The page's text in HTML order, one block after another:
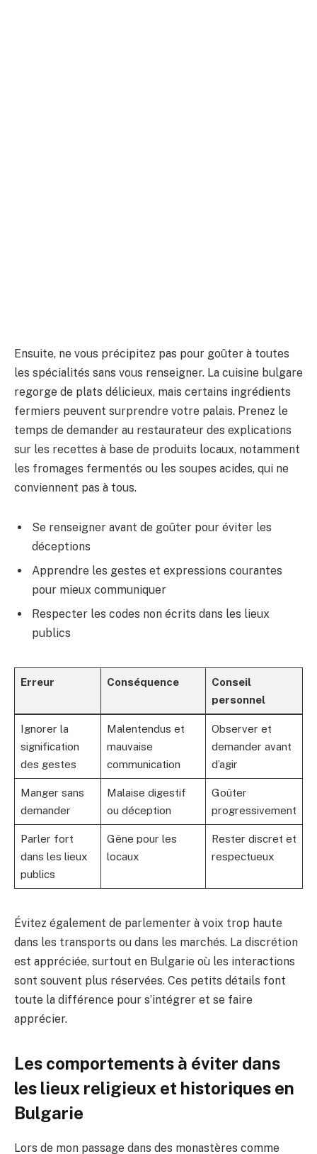
Ensuite, ne vous précipitez pas pour goûter à toutes
les spécialités sans vous renseigner. La cuisine bulgare
regorge de plats délicieux, mais certains ingrédients
fermiers peuvent surprendre votre palais. Prenez le
temps de demander au restaurateur des explications
sur les recettes à base de produits locaux, notamment
les fromages fermentés ou les soupes acides, qui ne
conviennent pas à tous.
Se renseigner avant de goûter pour éviter les
déceptions
Apprendre les gestes et expressions courantes
pour mieux communiquer
Respecter les codes non écrits dans les lieux
publics
Erreur Conséquence
Conseil
personnel
Ignorer la
signification
des gestes
Malentendus et
mauvaise
communication
Observer et
demander avant
d’agir
Manger sans
demander
Malaise digestif
ou déception
Goûter
progressivement
Parler fort
dans les lieux
publics
Gêne pour les
locaux
Rester discret et
respectueux
Évitez également de parlementer à voix trop haute
dans les transports ou dans les marchés. La discrétion
est appréciée, surtout en Bulgarie où les interactions
sont souvent plus réservées. Ces petits détails font
toute la différence pour s’intégrer et se faire
apprécier.
Les comportements à éviter dans
les lieux religieux et historiques en
Bulgarie
Lors de mon passage dans des monastères comme